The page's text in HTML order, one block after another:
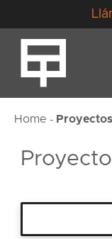
Home - Proyectos